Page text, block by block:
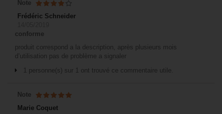
Note
Frédéric Schneider
conforme
produit correspond a la description, après plusieurs mois
d’utilisation pas de problème a signaler
1 personne(s) sur 1 ont trouvé ce commentaire utile.
Note
Marie Coquet